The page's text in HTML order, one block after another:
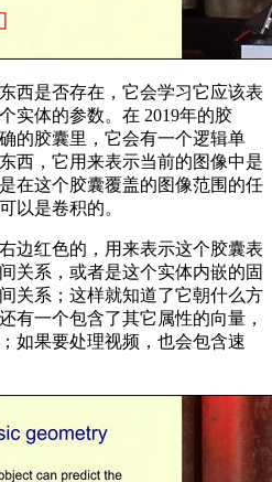
是否存在，它会学习它应该表
实体的参数。在 2019年的胶
的胶囊里，它会有一个逻辑单
西，它用来表示当前的图像中是
在这个胶囊覆盖的图像范围的任
以是卷积的。
红色的，用来表示这个胶囊表
关系，或者是这个实体内嵌的固
关系；这样就知道了它朝什么方
有一个包含了其它属性的向量，
如果要处理视频，也会包含速